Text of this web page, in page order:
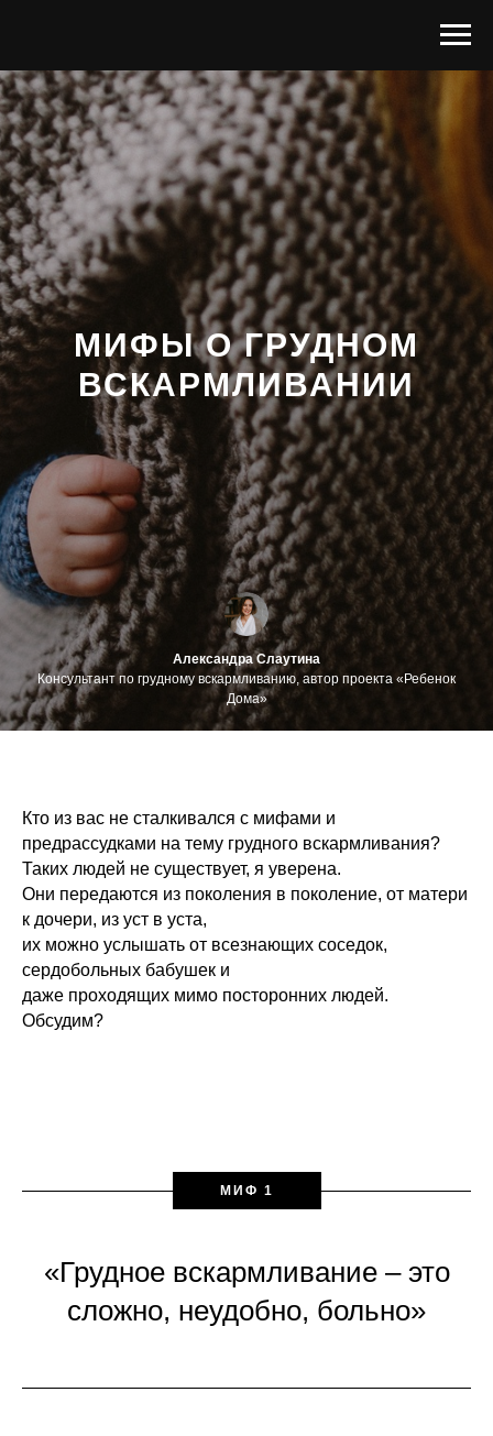
МИФЫ О ГРУДНОМ
ВСКАРМЛИВАНИИ
Александра Слаутина
Консультант по грудному вскармливанию, автор проекта «Ребенок
Дома»
Кто из вас не сталкивался с мифами и
предрассудками на тему грудного вскармливания?
Таких людей не существует, я уверена.
Они передаются из поколения в поколение, от матери
к дочери, из уст в уста,
их можно услышать от всезнающих соседок,
сердобольных бабушек и
даже проходящих мимо посторонних людей.
Обсудим?
МИФ 1
«Грудное вскармливание – это
сложно, неудобно, больно»